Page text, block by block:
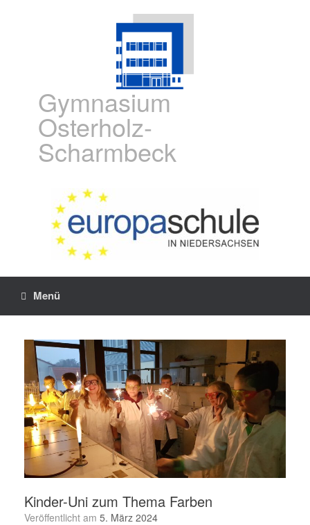
Gymnasium
Osterholz-
Scharmbeck
Menü
Kinder-Uni zum Thema Farben
Veröffentlicht am 5. März 2024